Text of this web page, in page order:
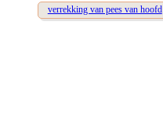
verrekking van pees van hoofd